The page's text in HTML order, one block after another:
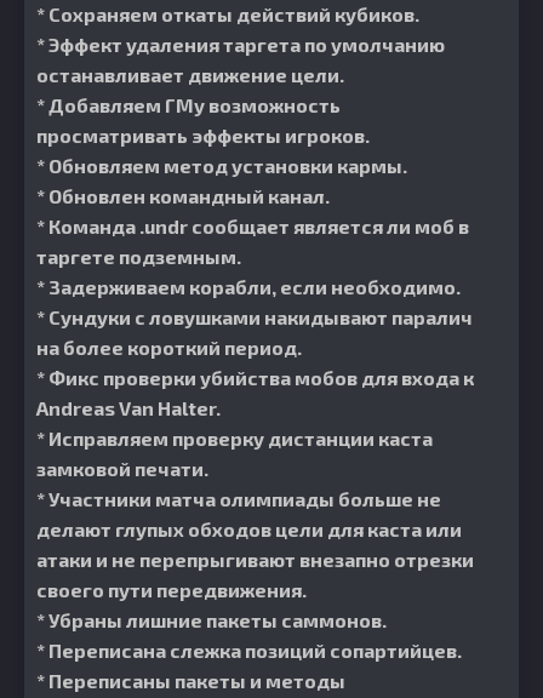
* Сохраняем откаты действий кубиков.
* Эффект удаления таргета по умолчанию
останавливает движение цели.
* Добавляем ГМу возможность
просматривать эффекты игроков.
* Обновляем метод установки кармы.
* Обновлен командный канал.
* Команда .undr сообщает является ли моб в
таргете подземным.
* Задерживаем корабли, если необходимо.
* Сундуки с ловушками накидывают паралич
на более короткий период.
* Фикс проверки убийства мобов для входа к
Andreas Van Halter.
* Исправляем проверку дистанции каста
замковой печати.
* Участники матча олимпиады больше не
делают глупых обходов цели для каста или
атаки и не перепрыгивают внезапно отрезки
своего пути передвижения.
* Убраны лишние пакеты саммонов.
* Переписана слежка позиций сопартийцев.
* Переписаны пакеты и методы